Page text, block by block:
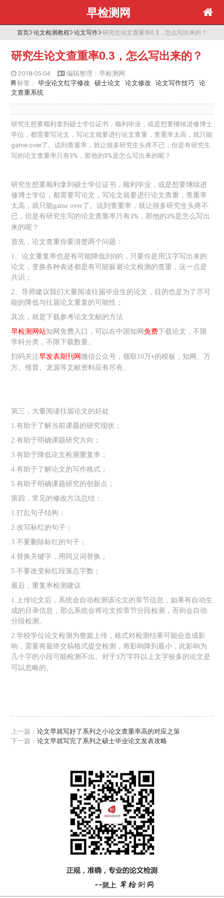
早检测网
首页 论文检测教程 论文写作 研究生论文查重率0.3，怎么写出来的？
研究生论文查重率0.3，怎么写出来的？
2018-05-04
编辑整理：早检测网
标签：毕业论文红字修改 硕士论文 论文修改 论文写作技巧
论
文查重系统
研究生想要顺利拿到硕士学位证书，顺利毕业，或是想要继续进修博士
学位，都需要写论文，写论文就要进行论文查重，查重率太高，就只能
game over了。说到查重率，就让很多研究生头疼不已，但是有研究生
写的论文查重率只有3%，那他的3%是怎么写出来的呢？
研究生想要顺利拿到硕士学位证书，顺利毕业，或是想要继续进
修博士学位，都需要写论文，写论文就要进行论文查重，查重率
太高，就只能game over了。说到查重率，就让很多研究生头疼不
已，但是有研究生写的论文查重率 只有3% ，那他的3%是怎么写出
来的呢？
首先，论文查重你要清楚两个问题 ：
1、论文重复率也是有可能降低到0的，只要你是用汉字写出来的
论文，变换各种表述都是有可能躲避论文检测的查重，这一点是
共识；
2、导师建议我们大量阅读往届毕业生的论文，目的也是为了尽可
能的降低与往届论文重复的可能性；
其次，就是下载参考论文文献的方法
早检测网站知网免费入口，可以在中国知网免费下载论文，不限
学科分类，不限下载数量。
扫码关注早发表期刊网微信公众号，领取 10万+的模板，知网、万
方、维普、龙源等文献资料应有尽有。
第三， 大量阅读往届论文的好处
1.有助于了解当前课题的研究现状；
2.有助于明确课题研究方向；
3.有助于降低论文检测重复率；
4.有助于了解论文的写作格式；
5.有助于明确课题研究的创新点；
第四，常见的修改方法总结：
1.打乱句子结构；
2.改写标红的句子；
3.不要删除标红的句子；
4.替换关键字，用同义词替换；
5.不要改变标红段落总字数；
最后，重复率检测建议
1.上传论文后，系统会自动检测该论文的章节信息，如果有自动生
成的目录信息，那么系统会将论文按章节分段检测，否则会自动
分段检测。
2.学校学位论文检测为整篇上传，格式对检测结果可能会造成影
响，需要将最终交稿格式提交检测，将影响降到最小，此影响为
几十字的小段可能检测不出。对于3万字符以上文字较多的论文是
可以忽略的。
上一篇：论文早就写好了系列之小论文查重率高的对应之策
下一篇：论文早就写完了系列之硕士毕业论文发表攻略